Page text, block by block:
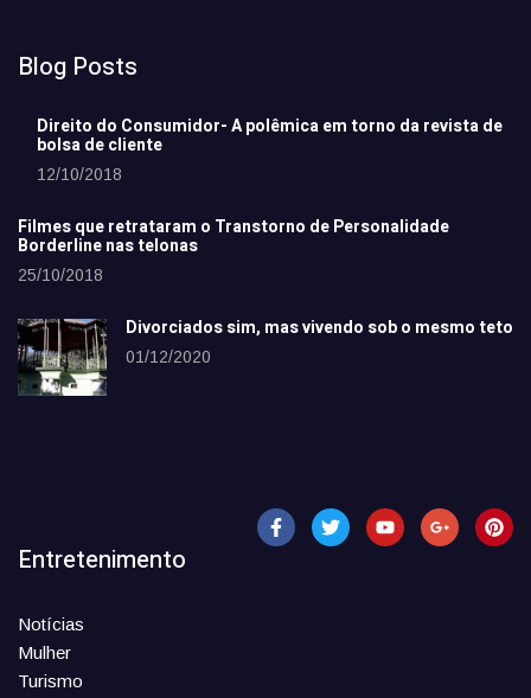
Blog Posts
Direito do Consumidor- A polêmica em torno da revista de
bolsa de cliente
12/10/2018
Filmes que retrataram o Transtorno de Personalidade
Borderline nas telonas
25/10/2018
Divorciados sim, mas vivendo sob o mesmo teto
01/12/2020
Entretenimento
Notícias
Mulher
Turismo